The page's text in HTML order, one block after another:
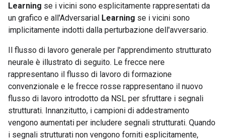
Learning se i vicini sono esplicitamente rappresentati da
un grafico e all'Adversarial Learning se i vicini sono
implicitamente indotti dalla perturbazione dell'avversario.
Il flusso di lavoro generale per l'apprendimento strutturato
neurale è illustrato di seguito. Le frecce nere
rappresentano il flusso di lavoro di formazione
convenzionale e le frecce rosse rappresentano il nuovo
flusso di lavoro introdotto da NSL per sfruttare i segnali
strutturati. Innanzitutto, i campioni di addestramento
vengono aumentati per includere segnali strutturati. Quando
i segnali strutturati non vengono forniti esplicitamente,